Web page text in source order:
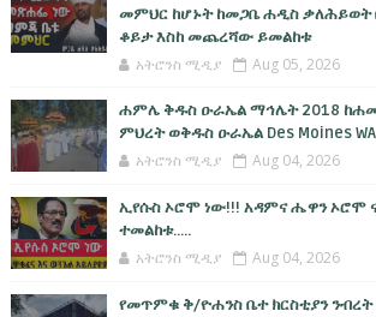
መምህር ከሆኑት ከመጋቤ ሐዲስ ቃለሕይወት
ቆይታ እስከ መጨረሻው ይመልከቱ
አትሮንስ ሚዲያ Aug 05, 2026
ሐምሌ ቅዱስ ዑራኤል ማኅሌት 2018
ምህረት ወቅዱስ ዑራኤል Des Moines WA
አትሮንስ ሚዲያ Aug 04, 2026
ኢየሱስ ኦሮሞ ነው!!! አዳምና ሔዋን ኦሮሞ
ተመልከቱ.....
አትሮንስ ሚዲያ Aug 04, 2026
የመጥምቁ ቅ/ዮሐንስ ቤተ ክርስቲያን